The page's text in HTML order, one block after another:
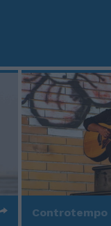
Controtempo